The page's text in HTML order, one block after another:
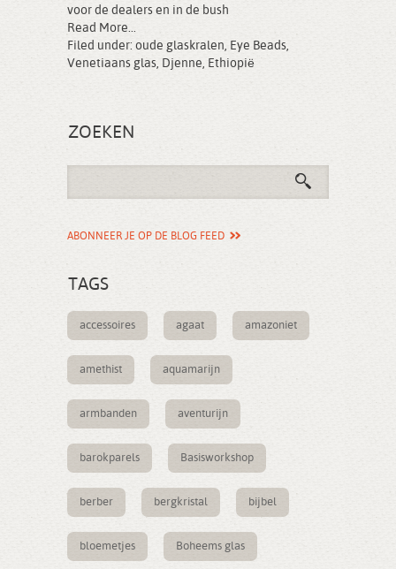
voor de dealers en in de bush
Read More...
Filed under: oude glaskralen, Eye Beads,
Venetiaans glas, Djenne, Ethiopië
ZOEKEN
ABONNEER JE OP DE BLOG FEED
TAGS
accessoires agaat amazoniet
amethist aquamarijn
armbanden aventurijn
barokparels Basisworkshop
berber bergkristal bijbel
bloemetjes Boheems glas